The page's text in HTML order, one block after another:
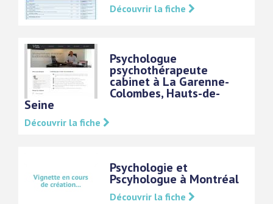
Découvrir la fiche
Psychologue
psychothérapeute
cabinet à La Garenne-
Colombes, Hauts-de-
Seine
Découvrir la fiche
Psychologie et
Pscyhologue à Montréal
Découvrir la fiche